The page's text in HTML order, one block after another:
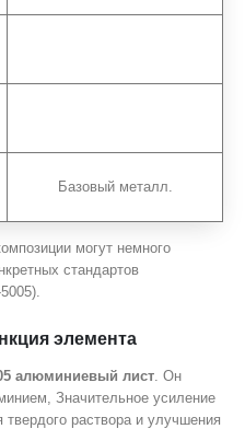
Базовый металл.
могут немного
стандартов
элемента
алюминиевый лист . Он
Значительное усиление
твердого раствора и улучшения